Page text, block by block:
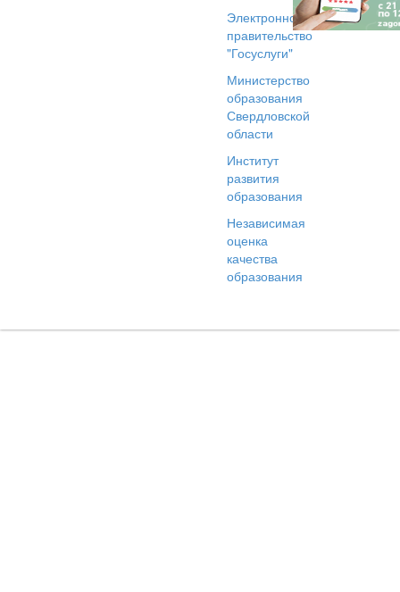
Электронное
правительство
"Госуслуги"
Министерство
образования
Свердловской
области
Институт
развития
образования
Независимая
оценка
качества
образования